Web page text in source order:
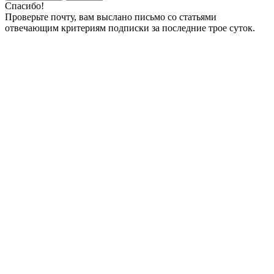
Спасибо!
Проверьте почту, вам выслано письмо со статьями
отвечающим критериям подписки за последние трое суток.